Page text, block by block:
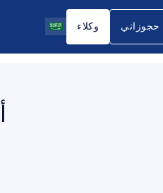
وكلاء حجوزاتي